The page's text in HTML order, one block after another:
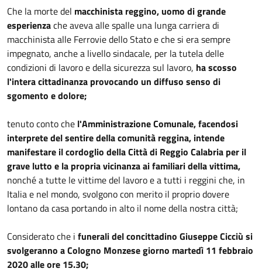
Che la morte del macchinista reggino, uomo di grande
esperienzache aveva alle spalle una lunga carriera di
macchinista alle Ferrovie dello Stato e che si era sempre
impegnato, anche a livello sindacale, per la tutela delle
condizioni di lavoro e della sicurezza sul lavoro, ha scosso
l'intera cittadinanza provocando un diffuso senso di
sgomento e dolore;
tenuto conto che l'Amministrazione Comunale, facendosi
interprete del sentire della comunità reggina, intende
manifestare il cordoglio della Città di Reggio Calabria per il
grave lutto e la propria vicinanza ai familiari della vittima,
nonché a tutte le vittime del lavoro e a tutti i reggini che, in
Italia e nel mondo, svolgono con merito il proprio dovere
lontano da casa portando in alto il nome della nostra città;
Considerato che i funerali del concittadino Giuseppe Cicciù si
svolgeranno a Cologno Monzese giorno martedì 11 febbraio
2020 alle ore 15.30;